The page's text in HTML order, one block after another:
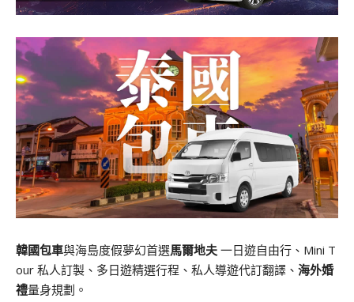
韓國包車與海島度假夢幻首選馬爾地夫 一日遊自由行、Mini T
our 私人訂製、多日遊精選行程、私人導遊代訂翻譯、 海外婚
禮量身規劃。